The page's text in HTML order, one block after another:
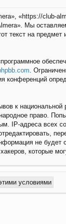
«https://club-
Мы
на предмет
.
конференций
к
право.
IP-адреса всех
не будет
которые